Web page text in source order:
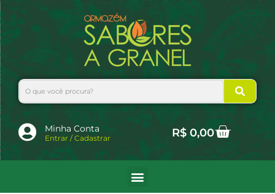
para
o
conteúdo
Search
Minha Conta
Entrar / Cadastrar R$0,00Cart